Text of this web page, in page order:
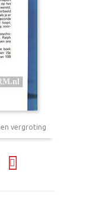
vergroting